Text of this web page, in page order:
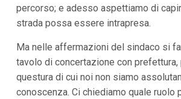
percorso; e adesso aspettiamo di
strada possa essere intrapresa.
Ma nelle affermazioni del sindaco si
tavolo di concertazione con prefettura,
questura di cui noi non siamo
conoscenza. Ci chiediamo quale ruolo